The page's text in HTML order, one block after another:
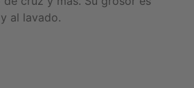
al lavado.